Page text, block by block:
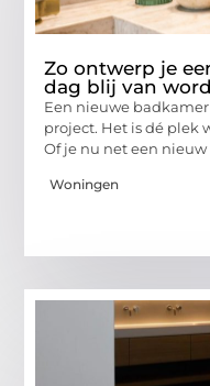
Zo ontwerp je
dag blij van
Een nieuwe
project. Het is dé plek
Of je nu net een nieuw
Woningen